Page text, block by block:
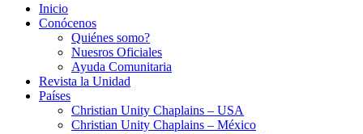
Inicio
Conócenos
Quiénes somo?
Nuesros Oficiales
Ayuda Comunitaria
Revista la Unidad
Países
Christian Unity Chaplains – USA
Christian Unity Chaplains – México